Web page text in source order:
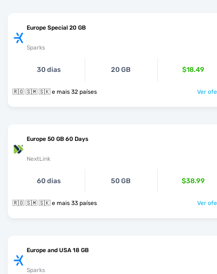
Europe Special 20 GB
Sparks
30 dias 20 GB $18.49
🇷🇴 🇸🇲 🇸🇰 e mais 32 países Ver
Europe 50 GB 60 Days
NextLink
60 dias 50 GB $38.99
🇷🇴 🇸🇲 🇸🇰 e mais 33 países Ver
Europe and USA 18 GB
Sparks